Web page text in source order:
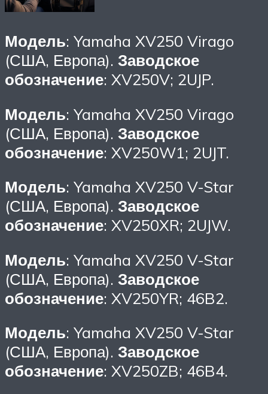
Модель: Yamaha XV250 Virago
(США, Европа). Заводское
обозначение: XV250V; 2UJP.
Модель: Yamaha XV250 Virago
(США, Европа). Заводское
обозначение: XV250W1; 2UJT.
Модель: Yamaha XV250 V-Star
(США, Европа). Заводское
обозначение: XV250XR; 2UJW.
Модель: Yamaha XV250 V-Star
(США, Европа). Заводское
обозначение: XV250YR; 46B2.
Модель: Yamaha XV250 V-Star
(США, Европа). Заводское
обозначение: XV250ZB; 46B4.